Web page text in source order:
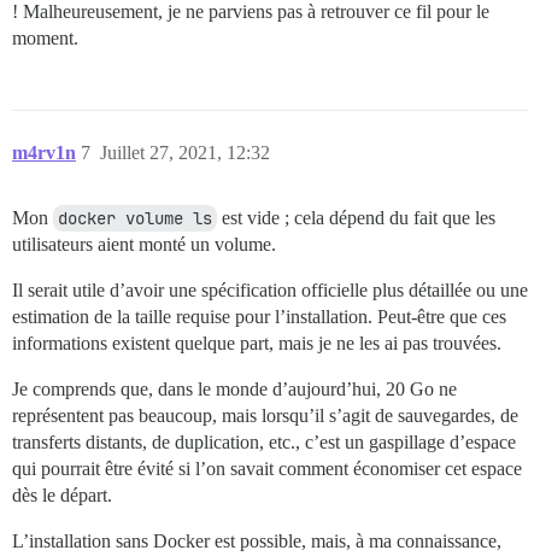
! Malheureusement, je ne parviens pas à retrouver ce fil pour le
moment.
m4rv1n Juillet 27, 2021, 12:32
7
Mon docker volume ls est vide ; cela dépend du fait que les
utilisateurs aient monté un volume.
Il serait utile d’avoir une spécification officielle plus détaillée ou une
estimation de la taille requise pour l’installation. Peut-être que ces
informations existent quelque part, mais je ne les ai pas trouvées.
Je comprends que, dans le monde d’aujourd’hui, 20 Go ne
représentent pas beaucoup, mais lorsqu’il s’agit de sauvegardes, de
transferts distants, de duplication, etc., c’est un gaspillage d’espace
qui pourrait être évité si l’on savait comment économiser cet espace
dès le départ.
L’installation sans Docker est possible, mais, à ma connaissance,